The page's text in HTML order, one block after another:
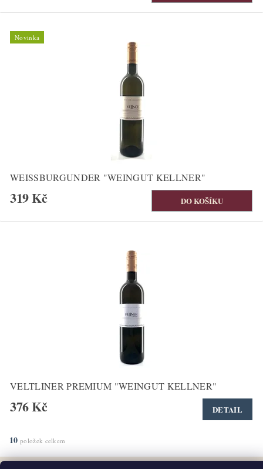
Novinka
WEISSBURGUNDER "WEINGUT KELLNER"
319 Kč
VELTLINER PREMIUM "WEINGUT KELLNER"
376 Kč DETAIL
10 položek celkem